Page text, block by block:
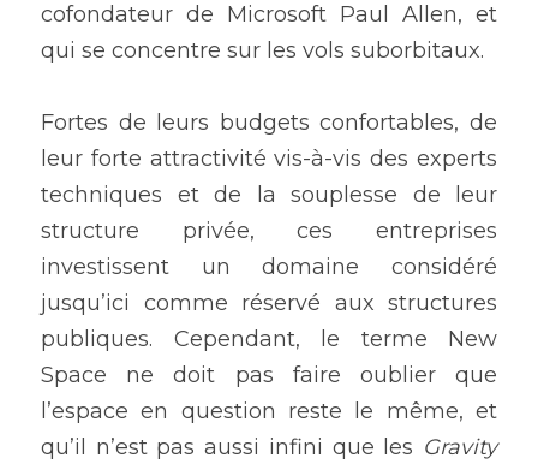
cofondateur de Microsoft Paul Allen, et
qui se concentre sur les vols suborbitaux.
Fortes de leurs budgets confortables, de
leur forte attractivité vis-à-vis des experts
techniques et de la souplesse de leur
structure privée, ces entreprises
investissent un domaine considéré
jusqu’ici comme réservé aux structures
publiques. Cependant, le terme New
Space ne doit pas faire oublier que
l’espace en question reste le même, et
qu’il n’est pas aussi infini que les Gravity